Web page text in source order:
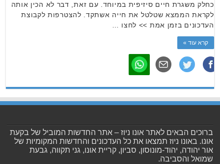
כחלק משגרת חיים סיזיפית במיוחד. עם זאת, דבר לא הכין אותה
לקראת הממצא שטלטל את חייה אשתקד. להצטרפות לקבוצת
העדכונים בזמן אמת >> לחצו …
קרא עוד »
ברוכים הבאים לאתר אונו ניוז – אתר החדשות המוביל של בקעת
אונו. באונו ניוז תמצאו את כל העדכונים והחדשות המקומיות של
אור יהודה, יהוד-מונוסון, סביון, קריית אונו, גני תקווה, גבעת
שמואל והסביבה.